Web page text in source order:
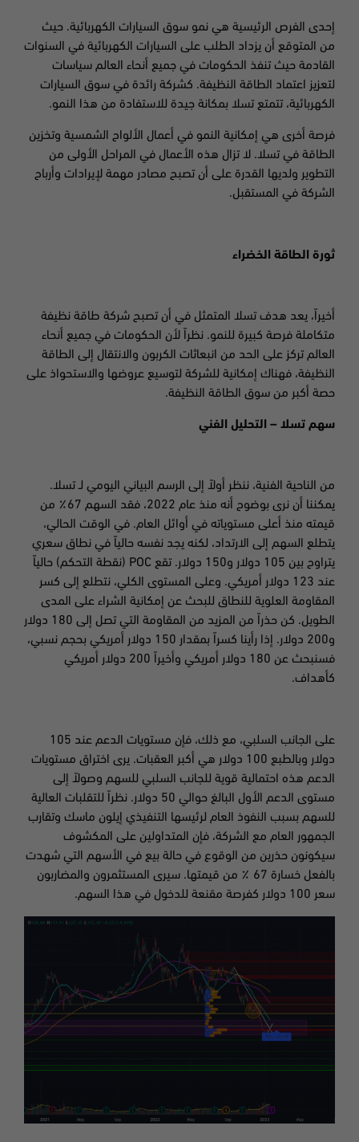
إحدى الفرص الرئيسية هي نمو سوق السيارات الكهربائية. حيث
من المتوقع أن يزداد الطلب على السيارات الكهربائية في السنوات
القادمة حيث تنفذ الحكومات في جميع أنحاء العالم سياسات
لتعزيز اعتماد الطاقة النظيفة. كشركة رائدة في سوق السيارات
الكهربائية، تتمتع تسلا بمكانة جيدة للاستفادة من هذا النمو.
فرصة أخرى هي إمكانية النمو في أعمال الألواح الشمسية وتخزين
الطاقة في تسلا. لا تزال هذه الأعمال في المراحل الأولى من
التطوير ولديها القدرة على أن تصبح مصادر مهمة لإيرادات وأرباح
الشركة في المستقبل.
ثورة الطاقة الخضراء
أخيراً، يعد هدف تسلا المتمثل في أن تصبح شركة طاقة نظيفة
متكاملة فرصة كبيرة للنمو. نظراً لأن الحكومات في جميع أنحاء
العالم تركز على الحد من انبعاثات الكربون والانتقال إلى الطاقة
النظيفة، فهناك إمكانية للشركة لتوسيع عروضها والاستحواذ على
حصة أكبر من سوق الطاقة النظيفة.
سهم تسلا – التحليل الفني
من الناحية الفنية، ننظر أولاً إلى الرسم البياني اليومي لـ تسلا.
يمكننا أن نرى بوضوح أنه منذ عام 2022، فقد السهم 67٪ من
قيمته منذ أعلى مستوياته في أوائل العام. في الوقت الحالي،
يتطلع السهم إلى الارتداد، لكنه يجد نفسه حالياً في نطاق سعري
يتراوح بين 105 دولار و150 دولار. تقع
POC (نقطة التحكم) حالياً
عند 123 دولار أمريكي. وعلى المستوى الكلي، نتطلع إلى كسر
المقاومة العلوية للنطاق للبحث عن إمكانية الشراء على المدى
الطويل. كن حذراً من المزيد من المقاومة التي تصل إلى 180 دولار
و200 دولار. إذا رأينا كسراً بمقدار 150 دولار أمريكي بحجم نسبي،
فسنبحث عن 180 دولار أمريكي وأخيراً
200 دولار أمريكي
كأهداف.
على الجانب السلبي، مع ذلك، فإن مستويات الدعم عند 105
دولار وبالطبع 100 دولار هي أكبر العقبات. يرى اختراق مستويات
الدعم هذه احتمالية قوية للجانب السلبي للسهم وصولاً إلى
مستوى الدعم الأول البالغ حوالي 50 دولار. نظراً للتقلبات العالية
للسهم بسبب النفوذ العام لرئيسها التنفيذي إيلون ماسك وتقارب
الجمهور العام مع الشركة، فإن المتداولين على المكشوف
سيكونون حذرين من الوقوع في حالة بيع في الأسهم التي شهدت
بالفعل خسارة 67 ٪ من قيمتها. سيرى المستثمرون والمضاربون
سعر 100 دولار كفرصة مقنعة للدخول في هذا السهم.